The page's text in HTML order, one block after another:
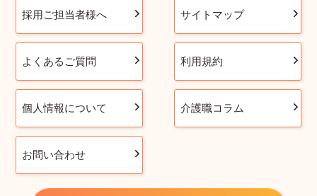
採用ご担当者様へ サイトマップ
よくあるご質問 利用規約
個人情報について 介護職コラム
お問い合わせ